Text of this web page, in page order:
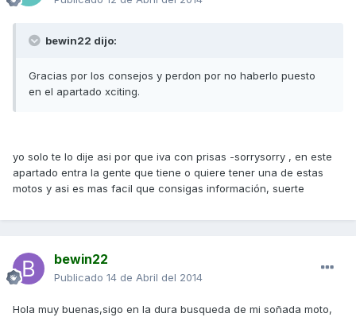
bewin22 dijo:
Gracias por los consejos y perdon por no haberlo puesto
en el apartado xciting.
yo solo te lo dije asi por que iva con prisas -sorrysorry , en este
apartado entra la gente que tiene o quiere tener una de estas
motos y asi es mas facil que consigas información, suerte
bewin22
Publicado 14 de Abril del 2014
Hola muy buenas,sigo en la dura busqueda de mi soñada moto,